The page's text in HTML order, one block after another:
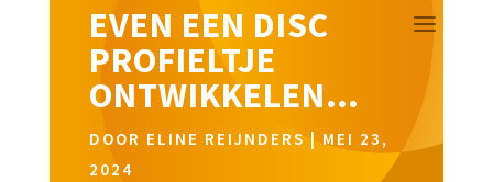
EVEN EEN DISC
PROFIELTJE
ONTWIKKELEN…
DOOR ELINE REIJNDERS
MEI 23,
2024